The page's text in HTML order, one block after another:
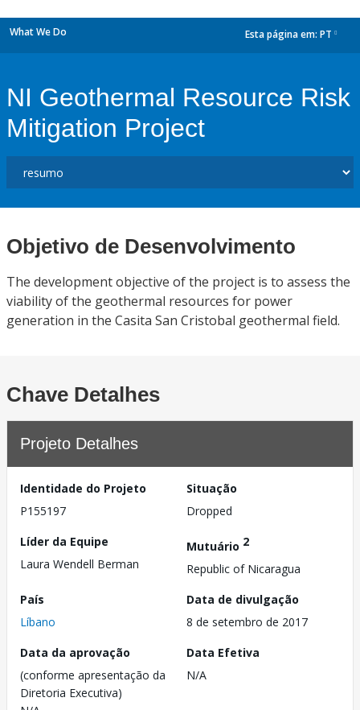
What We Do Esta página em: PT
NI Geothermal Resource Risk
Mitigation Project
Objetivo de Desenvolvimento
The development objective of the project is to assess the
viability of the geothermal resources for power
generation in the Casita San Cristobal geothermal field.
Chave Detalhes
Projeto Detalhes
Identidade do Projeto
P155197
Situação
Dropped
Líder da Equipe
Laura Wendell Berman
Mutuário 2
Republic of Nicaragua
País
Líbano
Data de divulgação
8 de setembro de 2017
Data da aprovação
(conforme apresentação da
Diretoria Executiva)
Data Efetiva
N/A